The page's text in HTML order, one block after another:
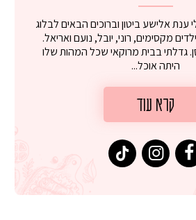
ענת אלישע ביטון וברוכים הבאים לבלוג
שלי. אני אמא ל-4 ילדים מקסימים, רוני, יובל, נועם ואריאל.
גדלתי בבית מרוקאי שכל המהות שלו
היתה אוכל...
קרא עוד